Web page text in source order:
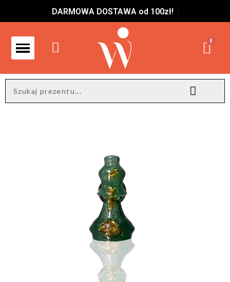
DARMOWA DOSTAWA od 100zł!